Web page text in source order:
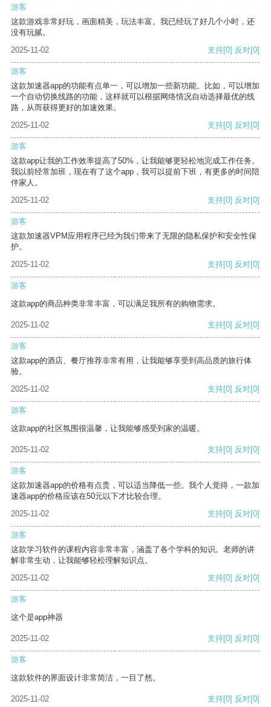
游客
这款游戏非常好玩，画面精美，玩法丰富。我已经玩了好几个小时，还
没有玩腻。
2025-11-02
支持[0] 反对[0]
游客
这款加速器app的功能有点单一，可以增加一些新功能。比如，可以增加
一个自动切换线路的功能，这样就可以根据网络情况自动选择最优的线
路，从而获得更好的加速效果。
2025-11-02
支持[0] 反对[0]
游客
这款app让我的工作效率提高了50%，让我能够更轻松地完成工作任务。
我以前经常加班，现在有了这个app，我可以提前下班，有更多的时间陪
伴家人。
2025-11-02
支持[0] 反对[0]
游客
这款加速器VPM应用程序已经为我们带来了无限的隐私保护和安全性保
护。
2025-11-02
支持[0] 反对[0]
游客
这款app的商品种类非常丰富，可以满足我所有的购物需求。
2025-11-02 支持[0] 反对[0]
游客
这款app的酒店、餐厅推荐非常有用，让我能够享受到高品质的旅行体
验。
2025-11-02
支持[0] 反对[0]
游客
这款app的社区氛围很温馨，让我能够感受到家的温暖。
2025-11-02 支持[0] 反对[0]
游客
这款加速器app的价格有点贵，可以适当降低一些。我个人觉得，一款加
速器app的价格应该在50元以下才比较合理。
2025-11-02
支持[0] 反对[0]
游客
这款学习软件的课程内容非常丰富，涵盖了各个学科的知识。老师的讲
解非常生动，让我能够轻松理解知识点。
2025-11-02
支持[0] 反对[0]
游客
这个是app神器
2025-11-02 支持[0] 反对[0]
游客
这款软件的界面设计非常简洁，一目了然。
2025-11-02 支持[0] 反对[0]